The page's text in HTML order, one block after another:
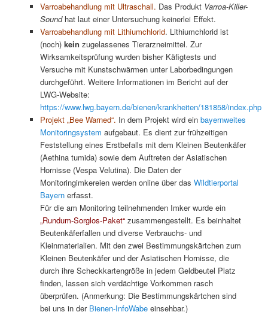
Varroabehandlung mit Ultraschall. Das Produkt Varroa-Killer-
Soundhat laut einer Untersuchung keinerlei Effekt.
Varroabehandlung mit Lithiumchlorid. Lithiumchlorid ist
(noch) kein zugelassenes Tierarzneimittel. Zur
Wirksamkeitsprüfung wurden bisher Käfigtests und
Versuche mit Kunstschwärmen unter Laborbedingungen
durchgeführt. Weitere Informationen im Bericht auf der
LWG-Website:
https://www.lwg.bayern.de/bienen/krankheiten/181858/index.php
Projekt „Bee Warned“. In dem Projekt wird ein bayernweites
Monitoringsystem aufgebaut. Es dient zur frühzeitigen
Feststellung eines Erstbefalls mit dem Kleinen Beutenkäfer
(Aethina tumida) sowie dem Auftreten der Asiatischen
Hornisse (Vespa Velutina). Die Daten der
Monitoringimkereien werden online über das Wildtierportal
Bayernerfasst.
Für die am Monitoring teilnehmenden Imker wurde ein
„Rundum-Sorglos-Paket“zusammengestellt. Es beinhaltet
Beutenkäferfallen und diverse Verbrauchs- und
Kleinmaterialien. Mit den zwei Bestimmungskärtchen zum
Kleinen Beutenkäfer und der Asiatischen Hornisse, die
durch ihre Scheckkartengröße in jedem Geldbeutel Platz
finden, lassen sich verdächtige Vorkommen rasch
überprüfen. (Anmerkung: Die Bestimmungskärtchen sind
bei uns in der Bienen-InfoWabeeinsehbar.)